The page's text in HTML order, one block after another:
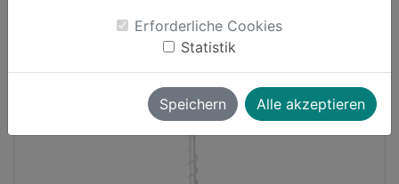
Erforderliche Cookies
Statistik
Speichern Alle akzeptieren